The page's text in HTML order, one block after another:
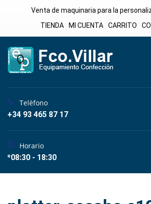
Venta de maquinaria para la
TIENDA
MI CUENTA CARRITO
Telèfono
+34 93 465 87 17
Horario
*08:30 - 18:30